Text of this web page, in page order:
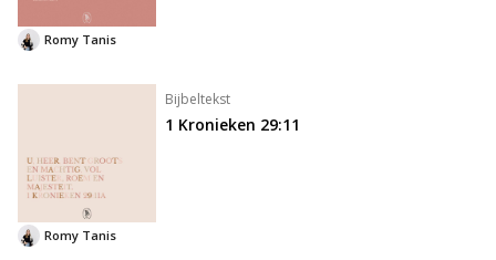
Romy Tanis
Bijbeltekst
1 Kronieken 29:11
Romy Tanis